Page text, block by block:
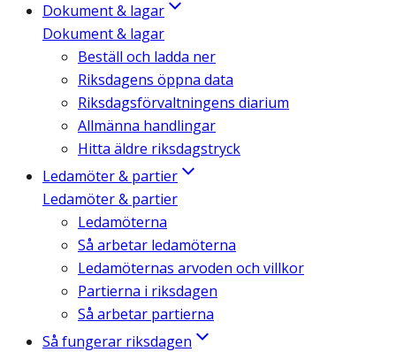
Dokument & lagar
Dokument & lagar
Beställ och ladda ner
Riksdagens öppna data
Riksdagsförvaltningens diarium
Allmänna handlingar
Hitta äldre riksdagstryck
Ledamöter & partier
Ledamöter & partier
Ledamöterna
Så arbetar ledamöterna
Ledamöternas arvoden och villkor
Partierna i riksdagen
Så arbetar partierna
Så fungerar riksdagen